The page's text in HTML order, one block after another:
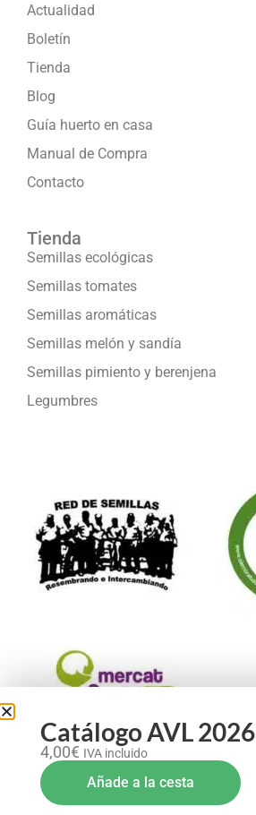
Actualidad
Boletín
Tienda
Blog
Guía huerto en casa
Manual de Compra
Contacto
Tienda
Semillas ecológicas
Semillas tomates
Semillas aromáticas
Semillas melón y sandía
Semillas pimiento y berenjena
Legumbres
Catálogo AVL 2026
4,00€ IVA incluido
Añade a la cesta